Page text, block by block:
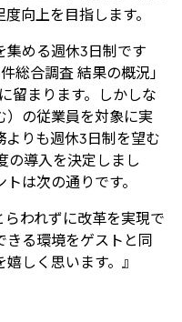
向上を目指します。
集める週休3日制です
総合調査 結果の概況」
留まります。しかしな
）の従業員を対象に実
りも週休3日制を望む
の導入を決定しまし
は次の通りです。
らわれずに改革を実現で
きる環境をゲストと同
しく思います。』